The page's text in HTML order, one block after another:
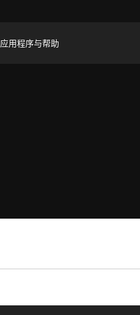
应用程序与帮助